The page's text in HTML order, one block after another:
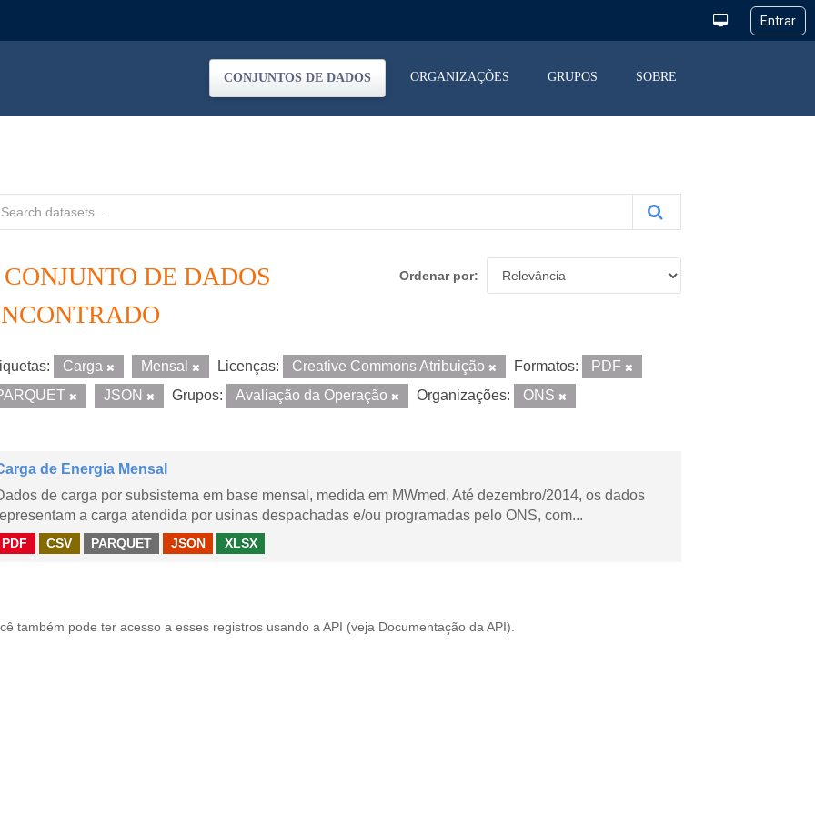
CONJUNTOS DE DADOS ORGANIZAÇÕES GRUPOS SOBRE
Ordenar por
CONJUNTO DE DADOS
Carga Mensal Licenças: Creative Commons Atribuição Formatos:
PDF
JSON Grupos: Avaliação da Operação Organizações: ONS
de Energia Mensal
de carga por subsistema em base mensal, medida em MWmed. Até dezembro/2014, os dados
a carga atendida por usinas despachadas e/ou programadas pelo ONS, com...
PDF CSV PARQUET JSON XLSX
também pode ter acesso a esses registros usando a API (veja Documentação da API ).